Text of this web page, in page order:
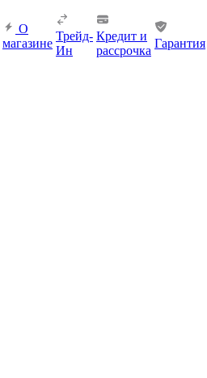
О
магазине
Трейд-
Ин
Кредит и
рассрочка
Гарантия